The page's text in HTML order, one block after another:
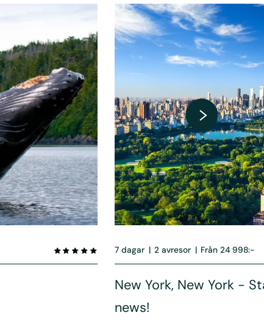
7 dagar | 2 avresor | Från 24 998:-
New York, New York -
news!